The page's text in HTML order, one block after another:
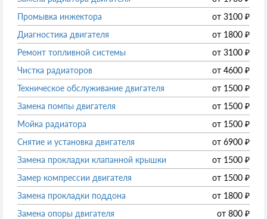
Промывка инжектора
от 3100 ₽
Диагностика двигателя
от 1800 ₽
Ремонт топливной системы
от 3100 ₽
Чистка радиаторов
от 4600 ₽
Техническое обслуживание двигателя
от 1500 ₽
Замена помпы двигателя
от 1500 ₽
Мойка радиатора
от 1500 ₽
Снятие и установка двигателя
от 6900 ₽
Замена прокладки клапанной крышки
от 1500 ₽
Замер компрессии двигателя
от 1500 ₽
Замена прокладки поддона
от 1800 ₽
Замена опоры двигателя
от 800 ₽